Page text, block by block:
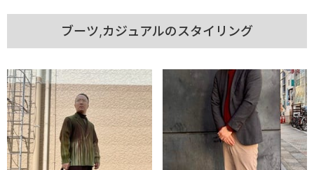
ブーツ,カジュアルのスタイリング